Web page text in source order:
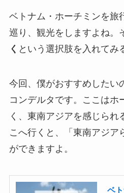
ベトナム・ホーチミンを旅
巡り、観光をしますよね。
く という選択肢を入れてみ
今回、僕がおすすめしたい
コンデルタです。ここはホ
く、東南アジアを感じられ
こへ行くと、「東南アジア
ができますよ。
ベ